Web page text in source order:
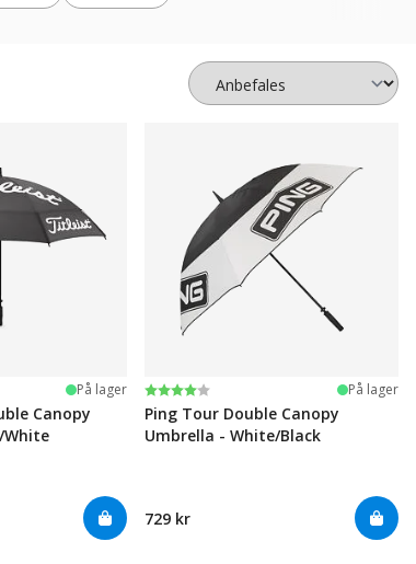
På lager
Canopy
White
Karakter:
4.0 av 5 mulige På lager
Ping Tour Double Canopy
Umbrella - White/Black
729 kr